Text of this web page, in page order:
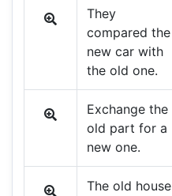
They
compared the
new car with
the old one.
Exchange the
old part for a
new one.
The old house